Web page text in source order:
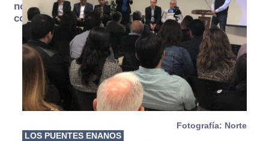
no se
consume
Fotografía: Norte
LOS PUENTES ENANOS